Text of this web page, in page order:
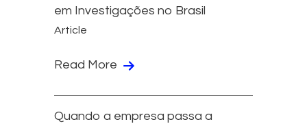
em Investigações no Brasil
Article
Read More
Quando a empresa passa a